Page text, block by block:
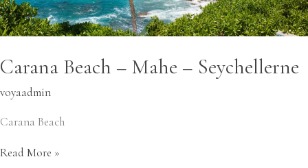
Carana Beach – Mahe – Seychellerne
voyaadmin
Carana Beach
Read More »